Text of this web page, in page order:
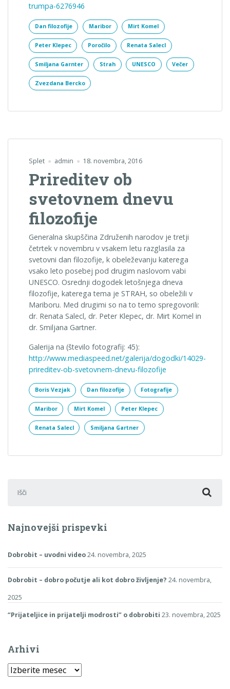
trumpa-6276946
Dan filozofije Maribor Mirt Komel
Peter Klepec Poročilo Renata Salecl
Smiljana Garnter Strah UNESCO Večer
Zvezdana Bercko
Splet admin 18. novembra, 2016
Prireditev ob
svetovnem dnevu
filozofije
Generalna skupščina Združenih narodov je tretji
četrtek v novembru v vsakem letu razglasila za
svetovni dan filozofije, k obeleževanju katerega
vsako leto posebej pod drugim naslovom vabi
UNESCO. Osrednji dogodek letošnjega dneva
filozofije, katerega tema je STRAH, so obeležili v
Mariboru. Med drugimi so na to temo spregovorili:
dr. Renata Salecl, dr. Peter Klepec, dr. Mirt Komel in
dr. Smiljana Gartner.
Galerija na (število fotografij: 45):
http://www.mediaspeed.net/galerija/dogodki/14029-
prireditev-ob-svetovnem-dnevu-filozofije
Boris Vezjak Dan filozofije Fotografije
Maribor Mirt Komel Peter Klepec
Renata Salecl Smiljana Gartner
Najnovejši prispevki
Dobrobit – uvodni video24. novembra, 2025
Dobrobit – dobro počutje ali kot dobro življenje? 24. novembra,
2025
“Prijateljice in prijatelji modrosti” o dobrobiti 23. novembra, 2025
Arhivi
Arhivi